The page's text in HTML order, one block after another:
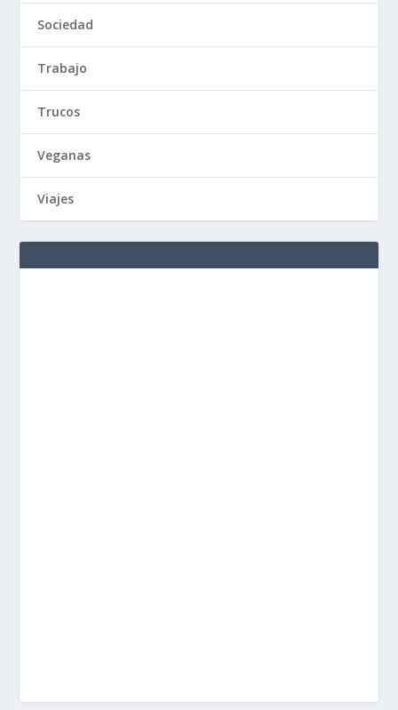
Sociedad
Trabajo
Trucos
Veganas
Viajes